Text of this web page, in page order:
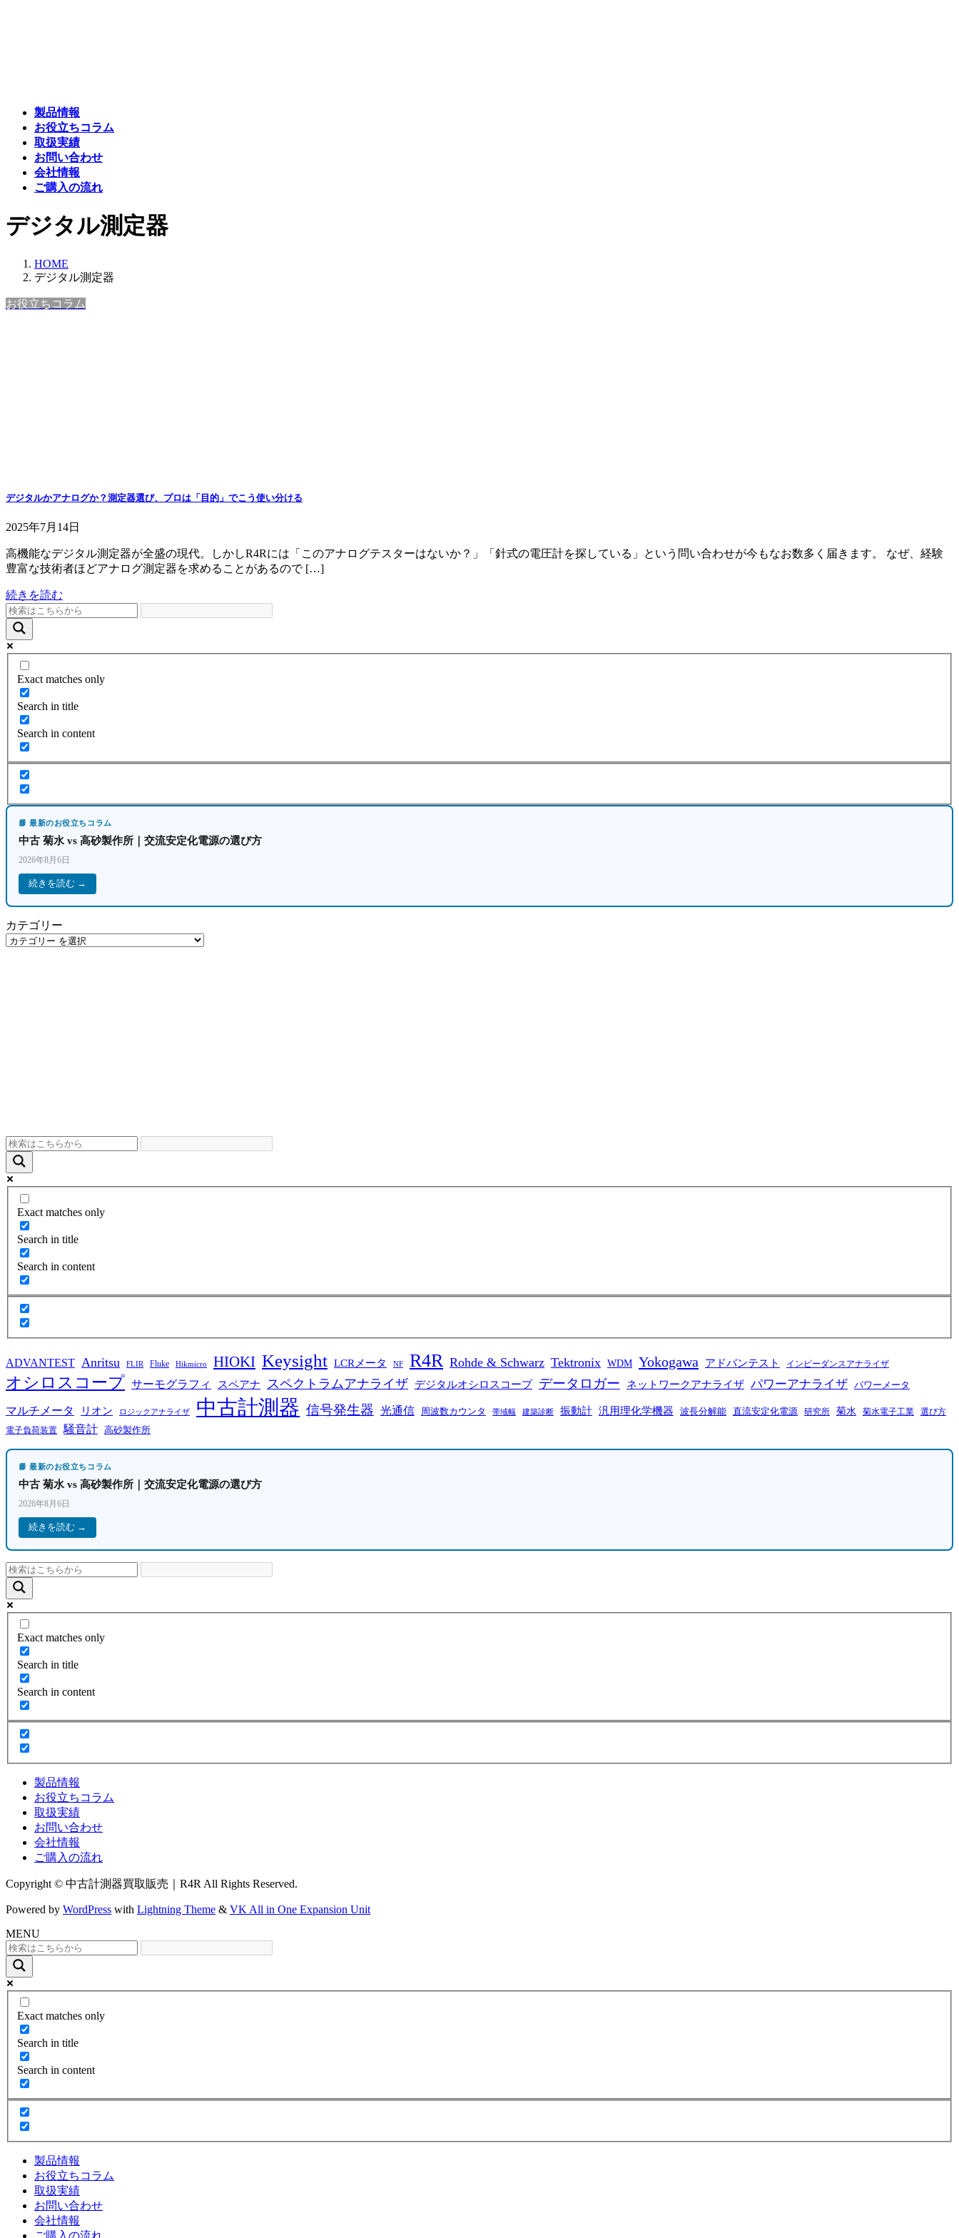
製品情報
お役立ちコラム
取扱実績
お問い合わせ
会社情報
ご購入の流れ
デジタル測定器
HOME
デジタル測定器
お役立ちコラム
デジタルかアナログか？測定器選び、プロは「目的」でこう使い分ける
2025年7月14日
高機能なデジタル測定器が全盛の現代。しかしR4Rには「このアナログテスターはないか？」「針式の電圧計を探している」という問い合わせが今もなお数多く届きます。 なぜ、経験
豊富な技術者ほどアナログ測定器を求めることがあるので […]
続きを読む
Exact matches only
Search in title
Search in content
📘 最新のお役立ちコラム
中古 菊水 vs 高砂製作所｜交流安定化電源の選び方
2026年8月6日
続きを読む →
カテゴリー
Exact matches only
Search in title
Search in content
ADVANTEST Anritsu FLIR Fluke Hikmicro HIOKI Keysight LCRメータ NF R4R Rohde & Schwarz Tektronix WDM Yokogawa アドバンテスト インピーダンスアナライザ
オシロスコープ サーモグラフィ スペアナ スペクトラムアナライザ デジタルオシロスコープ データロガー ネットワークアナライザ パワーアナライザ パワーメータ
マルチメータ リオン ロジックアナライザ 中古計測器 信号発生器 光通信 周波数カウンタ 帯域幅 建築診断 振動計 汎用理化学機器 波長分解能 直流安定化電源 研究所 菊水 菊水電子工業 選び方
電子負荷装置 騒音計 高砂製作所
📘 最新のお役立ちコラム
中古 菊水 vs 高砂製作所｜交流安定化電源の選び方
2026年8月6日
続きを読む →
Exact matches only
Search in title
Search in content
製品情報
お役立ちコラム
取扱実績
お問い合わせ
会社情報
ご購入の流れ
Copyright © 中古計測器買取販売｜R4R All Rights Reserved.
Powered by WordPress with Lightning Theme & VK All in One Expansion Unit
MENU
Exact matches only
Search in title
Search in content
製品情報
お役立ちコラム
取扱実績
お問い合わせ
会社情報
ご購入の流れ